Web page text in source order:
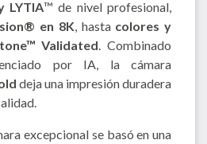
LYTIA™ de nivel profesional,
en 8K, hasta colores y
Validated. Combinado
por IA, la cámara
deja una impresión duradera
excepcional se basó en una